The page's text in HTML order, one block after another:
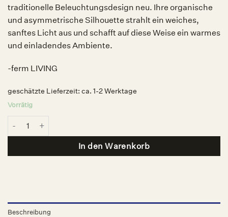
traditionelle Beleuchtungsdesign neu. Ihre organische
und asymmetrische Silhouette strahlt ein weiches,
sanftes Licht aus und schafft auf diese Weise ein warmes
und einladendes Ambiente.
-ferm LIVING
geschätzte Lieferzeit: ca. 1-2 Werktage
Vorrätig
Kurbis Stehlampe Black/Natural, ferm LIVING Menge
In den Warenkorb
Beschreibung